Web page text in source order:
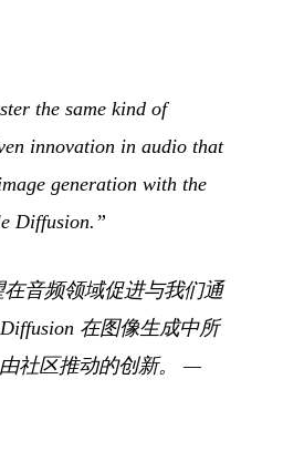
the same kind of
innovation in audio that
generation with the
Diffusion.”
音频领域促进与我们通
在图像生成中所
社区推动的创新。
—